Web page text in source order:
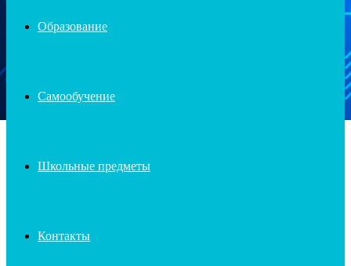
Образование
Самообучение
Школьные предметы
Контакты